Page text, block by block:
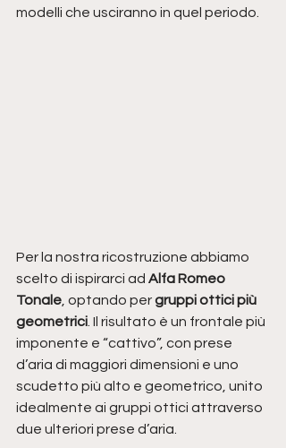
modelli che usciranno in quel periodo.
Per la nostra ricostruzione abbiamo
scelto di ispirarci ad Alfa Romeo
Tonale , optando per gruppi ottici più
geometrici . Il risultato è un frontale più
imponente e “cattivo”, con prese
d’aria di maggiori dimensioni e uno
scudetto più alto e geometrico, unito
idealmente ai gruppi ottici attraverso
due ulteriori prese d’aria.